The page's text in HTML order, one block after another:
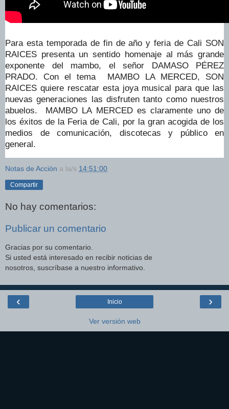
Para esta temporada de fin de año y feria de Cali SON
RAICES presenta un sentido homenaje al más grande
exponente del mambo, el señor DAMASO PÉREZ
PRADO. Con el tema MAMBO LA MERCED, SON
RAICES quiere rescatar esta joya musical para que las
nuevas generaciones las disfruten tanto como nuestros
abuelos. MAMBO LA MERCED es claramente uno de
los éxitos de la Feria de Cali, por la gran acogida de los
medios de comunicación, discotecas y público en
general.
Notas de Acción a la/s 14:51:00
Compartir
No hay comentarios:
Publicar un comentario
Gracias por su comentario.
Si usted está interesado en recibir noticias de
nosotros, suscríbase a nuestro informativo.
‹ ›
Inicio
Ver versión web